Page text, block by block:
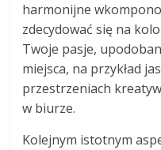
harmonijne
zdecydować się na
Twoje pasje,
miejsca, na przykład
przestrzeniach
w biurze.
Kolejnym istotnym